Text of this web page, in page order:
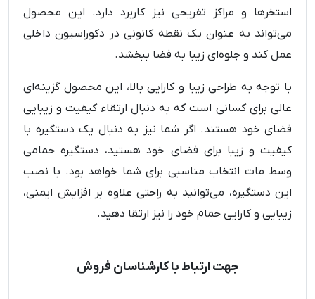
استخرها و مراکز تفریحی نیز کاربرد دارد. این محصول
می‌تواند به عنوان یک نقطه کانونی در دکوراسیون داخلی
عمل کند و جلوه‌ای زیبا به فضا ببخشد.
با توجه به طراحی زیبا و کارایی بالا، این محصول گزینه‌ای
عالی برای کسانی است که به دنبال ارتقاء کیفیت و زیبایی
فضای خود هستند. اگر شما نیز به دنبال یک دستگیره با
کیفیت و زیبا برای فضای خود هستید، دستگیره حمامی
وسط مات انتخاب مناسبی برای شما خواهد بود. با نصب
این دستگیره، می‌توانید به راحتی علاوه بر افزایش ایمنی،
زیبایی و کارایی حمام خود را نیز ارتقا دهید.
جهت ارتباط با کارشناسان فروش